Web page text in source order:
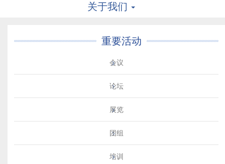
关于我们
重要活动
会议
论坛
展览
团组
培训